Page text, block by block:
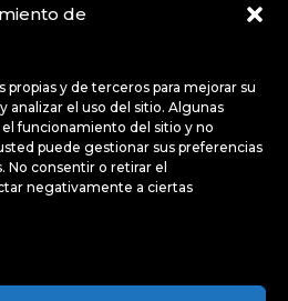
de
y de terceros para mejorar su
analizar el uso del sitio. Algunas
funcionamiento del sitio y no
puede gestionar sus preferencias
No consentir o retirar el
negativamente a ciertas
sitio web utiliza cookies propias y